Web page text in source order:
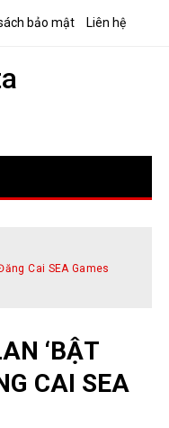
bảo mật Liên hệ
Cai SEA Games
CAI SEA